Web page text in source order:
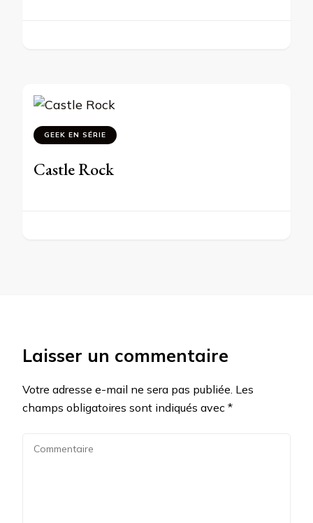
GEEK EN SÉRIE
Castle Rock
Laisser un commentaire
Votre adresse e-mail ne sera pas publiée. Les
champs obligatoires sont indiqués avec *